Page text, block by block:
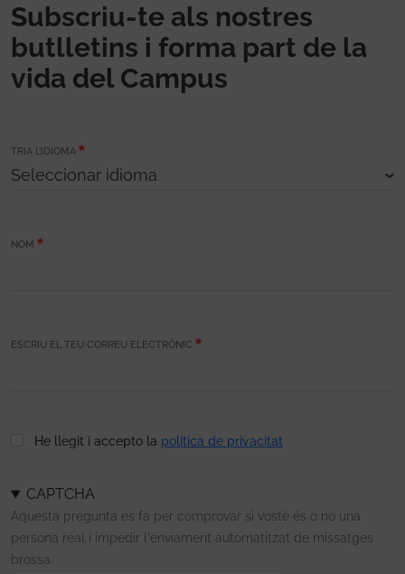
Subscriu-te als nostres
butlletins i forma part de la
vida del Campus
TRIA L’IDIOMA
NOM
ESCRIU EL TEU CORREU ELECTRÒNIC
He llegit i accepto la política de privacitat
CAPTCHA
Aquesta pregunta es fa per comprovar si vostè és o no una
persona real i impedir l'enviament automatitzat de missatges
brossa.